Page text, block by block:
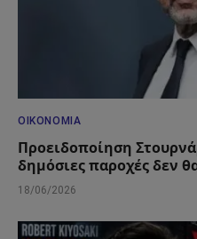
ΟΙΚΟΝΟΜΊΑ
Προειδοποίηση
δημόσιες παροχές δεν
18/06/2026